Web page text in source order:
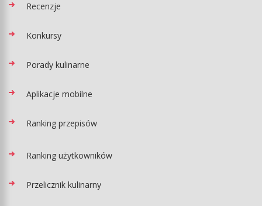
Recenzje
Konkursy
Porady kulinarne
Aplikacje mobilne
Ranking przepisów
Ranking użytkowników
Przelicznik kulinarny